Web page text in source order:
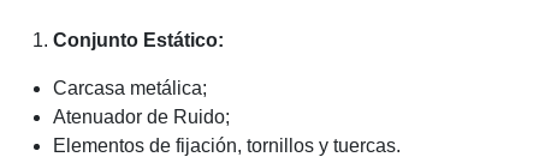
Conjunto Estático:
Carcasa metálica;
Atenuador de Ruido;
Elementos de fijación, tornillos y tuercas.